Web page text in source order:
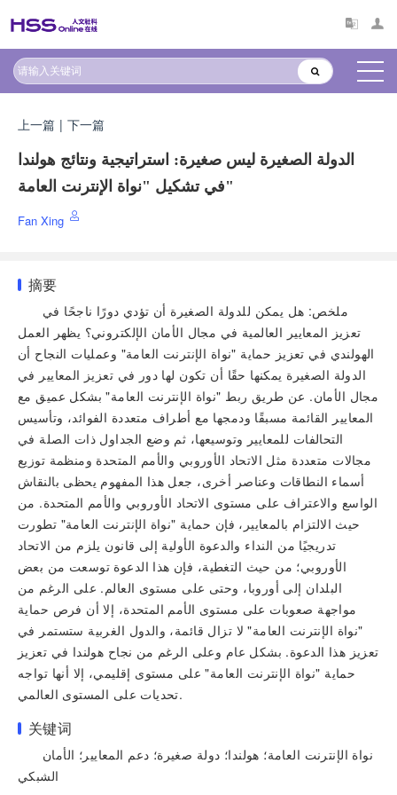
上一篇 | 下一篇
الدولة الصغيرة ليس صغيرة: استراتيجية ونتائج هولندا
في تشكيل "نواة الإنترنت العامة"
Fan Xing
摘要
ملخص: هل يمكن للدولة الصغيرة أن تؤدي دورًا ناجحًا في
تعزيز المعايير العالمية في مجال الأمان الإلكتروني؟ يظهر العمل
الهولندي في تعزيز حماية "نواة الإنترنت العامة" وعمليات النجاح أن
الدولة الصغيرة يمكنها حقًا أن تكون لها دور في تعزيز المعايير في
مجال الأمان. عن طريق ربط "نواة الإنترنت العامة" بشكل عميق مع
المعايير القائمة مسبقًا ودمجها مع أطراف متعددة الفوائد، وتأسيس
التحالفات للمعايير وتوسيعها، ثم وضع الجداول ذات الصلة في
مجالات متعددة مثل الاتحاد الأوروبي والأمم المتحدة ومنظمة توزيع
أسماء النطاقات وعناصر أخرى، جعل هذا المفهوم يحظى بالنقاش
الواسع والاعتراف على مستوى الاتحاد الأوروبي والأمم المتحدة. من
حيث الالتزام بالمعايير، فإن حماية "نواة الإنترنت العامة" تطورت
تدريجيًا من النداء والدعوة الأولية إلى قانون يلزم من الاتحاد
الأوروبي؛ من حيث التغطية، فإن هذا الدعوة توسعت من بعض
البلدان إلى أوروبا، وحتى على مستوى العالم. على الرغم من
مواجهة صعوبات على مستوى الأمم المتحدة، إلا أن فرص حماية
"نواة الإنترنت العامة" لا تزال قائمة، والدول الغربية ستستمر في
تعزيز هذا الدعوة. بشكل عام وعلى الرغم من نجاح هولندا في تعزيز
حماية "نواة الإنترنت العامة" على مستوى إقليمي، إلا أنها تواجه
تحديات على المستوى العالمي.
关键词
نواة الإنترنت العامة؛ هولندا؛ دولة صغيرة؛ دعم المعايير؛ الأمان
الشبكي